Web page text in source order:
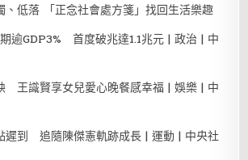
、低落 「正念社會處方箋」找回生活樂趣
逾GDP3% 首度破兆達1.1兆元 | 政治 | 中
王識賢享女兒愛心晚餐感幸福 | 娛樂 | 中
遲到 追隨陳傑憲軌跡成長 | 運動 | 中央社